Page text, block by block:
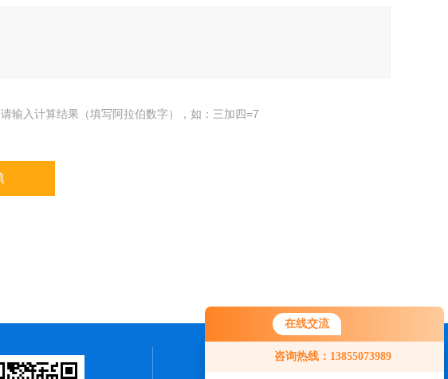
在线交流
咨询热线：13855073989
请输入计算结果（填写阿拉伯数字），如：三加四=7
联系我们